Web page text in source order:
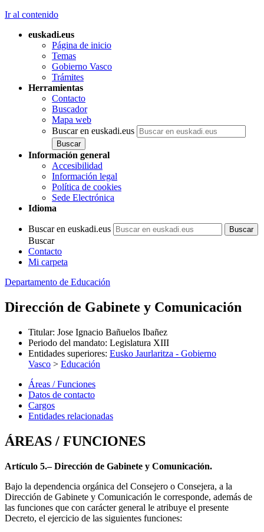
Ir al contenido
euskadi.eus
Página de inicio
Temas
Gobierno Vasco
Trámites
Herramientas
Contacto
Buscador
Mapa web
Buscar en euskadi.eus
Información general
Accesibilidad
Información legal
Política de cookies
Sede Electrónica
Idioma
Buscar en euskadi.eus
Buscar
Contacto
Mi carpeta
Departamento de Educación
Dirección de Gabinete y Comunicación
Titular: Jose Ignacio Bañuelos Ibañez
Periodo del mandato: Legislatura XIII
Entidades superiores: Eusko Jaurlaritza - Gobierno
Vasco > Educación
Áreas / Funciones
Datos de contacto
Cargos
Entidades relacionadas
ÁREAS / FUNCIONES
Artículo 5.– Dirección de Gabinete y Comunicación.
Bajo la dependencia orgánica del Consejero o Consejera, a la
Dirección de Gabinete y Comunicación le corresponde, además de
las funciones que con carácter general le atribuye el presente
Decreto, el ejercicio de las siguientes funciones: